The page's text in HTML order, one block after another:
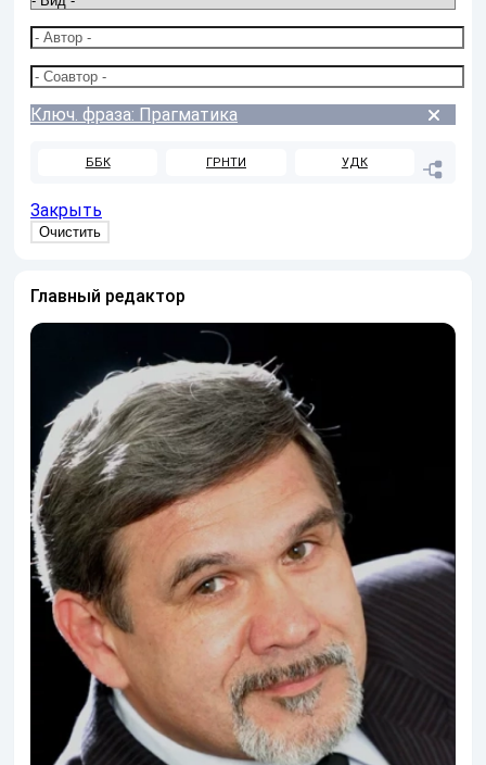
Ключ. фраза: Прагматика
ББК ГРНТИ УДК
Закрыть
Главный редактор